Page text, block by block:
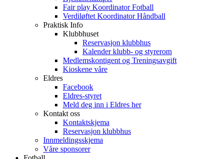
Fair play Koordinator Fotball
Verdiløftet Koordinator Håndball
Praktisk Info
Klubbhuset
Reservasjon klubbhus
Kalender klubb- og styrerom
Medlemskontigent og Treningsavgift
Kioskene våre
Eldres
Facebook
Eldres-styret
Meld deg inn i Eldres her
Kontakt oss
Kontaktskjema
Reservasjon klubbhus
Innmeldingsskjema
Våre sponsorer